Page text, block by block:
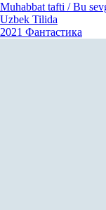
Muhabbat tafti / Bu
Uzbek Tilida
2021 Фантастика